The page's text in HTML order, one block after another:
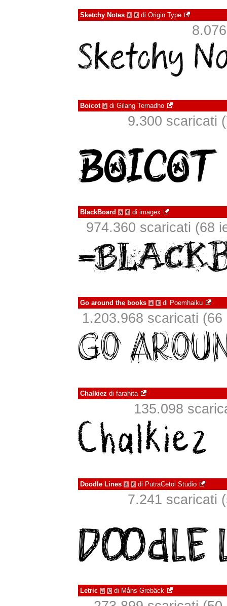
Sketchy Notes à € di Origin Type
Boicot à di Gilang Ternadho
9.300 scaricati
BlackBoard à € di imagex
974.360 scaricati (68
Go around the books à € di Poemhaiku
1.203.968 scaricati (66
Chalkiez di farahita
135.098
Doodle Lines à € di PutraCetol Studio
7.241 scaricati
Letric à € di Måns Grebäck